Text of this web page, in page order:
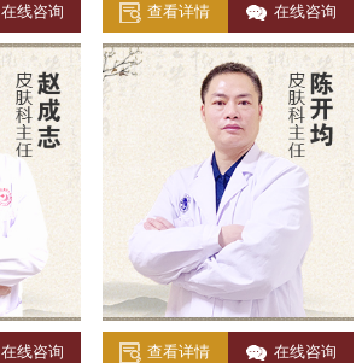
在线咨询 查看详情 在线咨询
在线咨询 查看详情 在线咨询